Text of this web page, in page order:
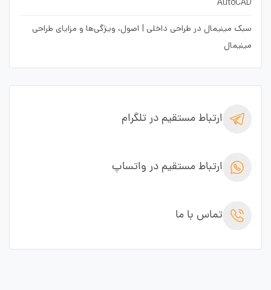
سبک مینیمال در طراحی داخلی | اصول، ویژگی‌ها و مزایای طراحی
مینیمال
ارتباط مستقیم در تلگرام
ارتباط مستقیم در واتساپ
تماس با ما